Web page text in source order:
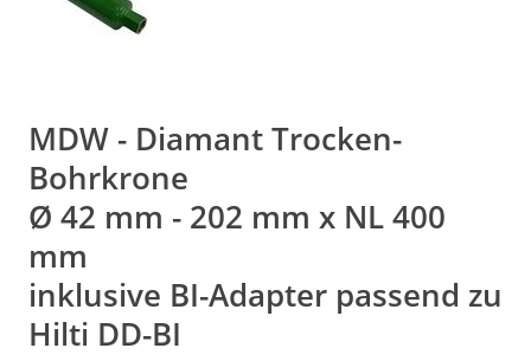
MDW - Diamant Trocken-
Bohrkrone
Ø 42 mm - 202 mm x NL 400
mm
inklusive BI-Adapter passend zu
Hilti DD-BI